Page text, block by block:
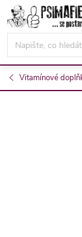
Přejít
na
obsah
Vitamínové